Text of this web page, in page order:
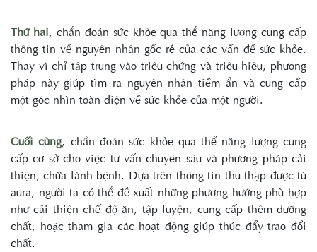
Thứ hai, chẩn đoán sức khỏe qua thể năng lượng cung cấp
thông tin về nguyên nhân gốc rễ của các vấn đề sức khỏe.
Thay vì chỉ tập trung vào triệu chứng và triệu hiệu, phương
pháp này giúp tìm ra nguyên nhân tiềm ẩn và cung cấp
một góc nhìn toàn diện về sức khỏe của một người.
Cuối cùng, chẩn đoán sức khỏe qua thể năng lượng cung
cấp cơ sở cho việc tư vấn chuyên sâu và phương pháp cải
thiện, chữa lành bệnh. Dựa trên thông tin thu thập được từ
aura, người ta có thể đề xuất những phương hướng phù hợp
như cải thiện chế độ ăn, tập luyện, cung cấp thêm dưỡng
chất, hoặc tham gia các hoạt động giúp thúc đẩy trao đổi
chất.